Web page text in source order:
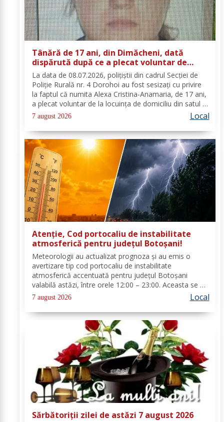
Tânără de 17 ani, din Dimăcheni, dată
dispărută după ce a plecat voluntar de
acasă și nu a mai revenit
La data de 08.07.2026, polițiștii din cadrul Secției de
Poliție Rurală nr. 4 Dorohoi au fost sesizați cu privire
la faptul că numita Alexa Cristina-Anamaria, de 17 ani,
a plecat voluntar de la locuința de domiciliu din satul și
comuna Dimăcheni, județul Botoșani. Semnalmentele
numitei Alexa...
7 august 2026 Local
Atenție, Cod portocaliu de instabilitate
atmosferică pentru județul Botoșani!
Meteorologii au actualizat prognoza și au emis o
avertizare tip cod portocaliu de instabilitate
atmosferică accentuată pentru județul Botoșani
valabilă astăzi, între orele 12:00 – 23:00. Aceasta se va
manifesta prin intensificări ale vântului, vijelii puternice
(rafale de 70...90 km/h), averse...
7 august 2026 Local
Sărbătoriții zilei de astăzi 7 august 2026